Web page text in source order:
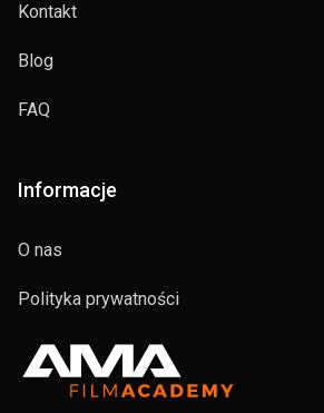
Kontakt
Blog
FAQ
Informacje
O nas
Polityka prywatności